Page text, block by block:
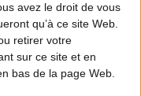
avez le droit de vous
qu’à ce site Web.
retirer votre
sur ce site et en
bas de la page Web.